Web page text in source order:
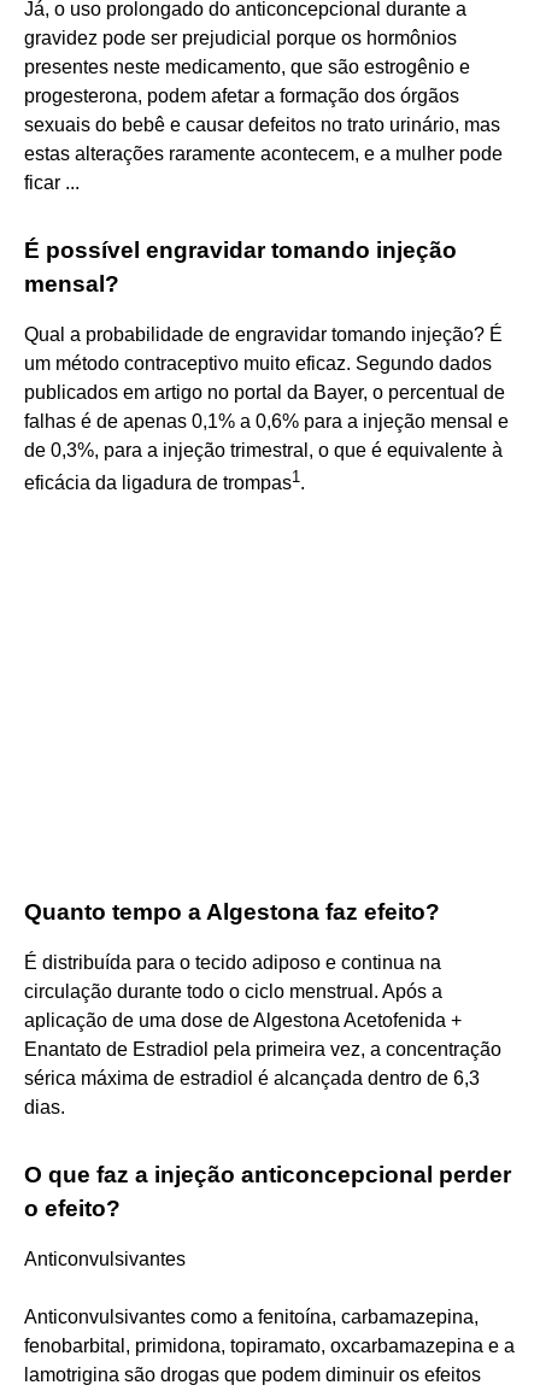
Já, o uso prolongado do anticoncepcional durante a
gravidez pode ser prejudicial porque os hormônios
presentes neste medicamento, que são estrogênio e
progesterona, podem afetar a formação dos órgãos
sexuais do bebê e causar defeitos no trato urinário, mas
estas alterações raramente acontecem, e a mulher pode
ficar ...
É possível engravidar tomando injeção
mensal?
Qual a probabilidade de engravidar tomando injeção? É
um método contraceptivo muito eficaz. Segundo dados
publicados em artigo no portal da Bayer, o percentual de
falhas é de apenas 0,1% a 0,6% para a injeção mensal e
de 0,3%, para a injeção trimestral, o que é equivalente à
eficácia da ligadura de trompas1 .
Quanto tempo a Algestona faz efeito?
É distribuída para o tecido adiposo e continua na
circulação durante todo o ciclo menstrual. Após a
aplicação de uma dose de Algestona Acetofenida +
Enantato de Estradiol pela primeira vez, a concentração
sérica máxima de estradiol é alcançada dentro de 6,3
dias.
O que faz a injeção anticoncepcional perder
o efeito?
Anticonvulsivantes
Anticonvulsivantes como a fenitoína, carbamazepina,
fenobarbital, primidona, topiramato, oxcarbamazepina e a
lamotrigina são drogas que podem diminuir os efeitos